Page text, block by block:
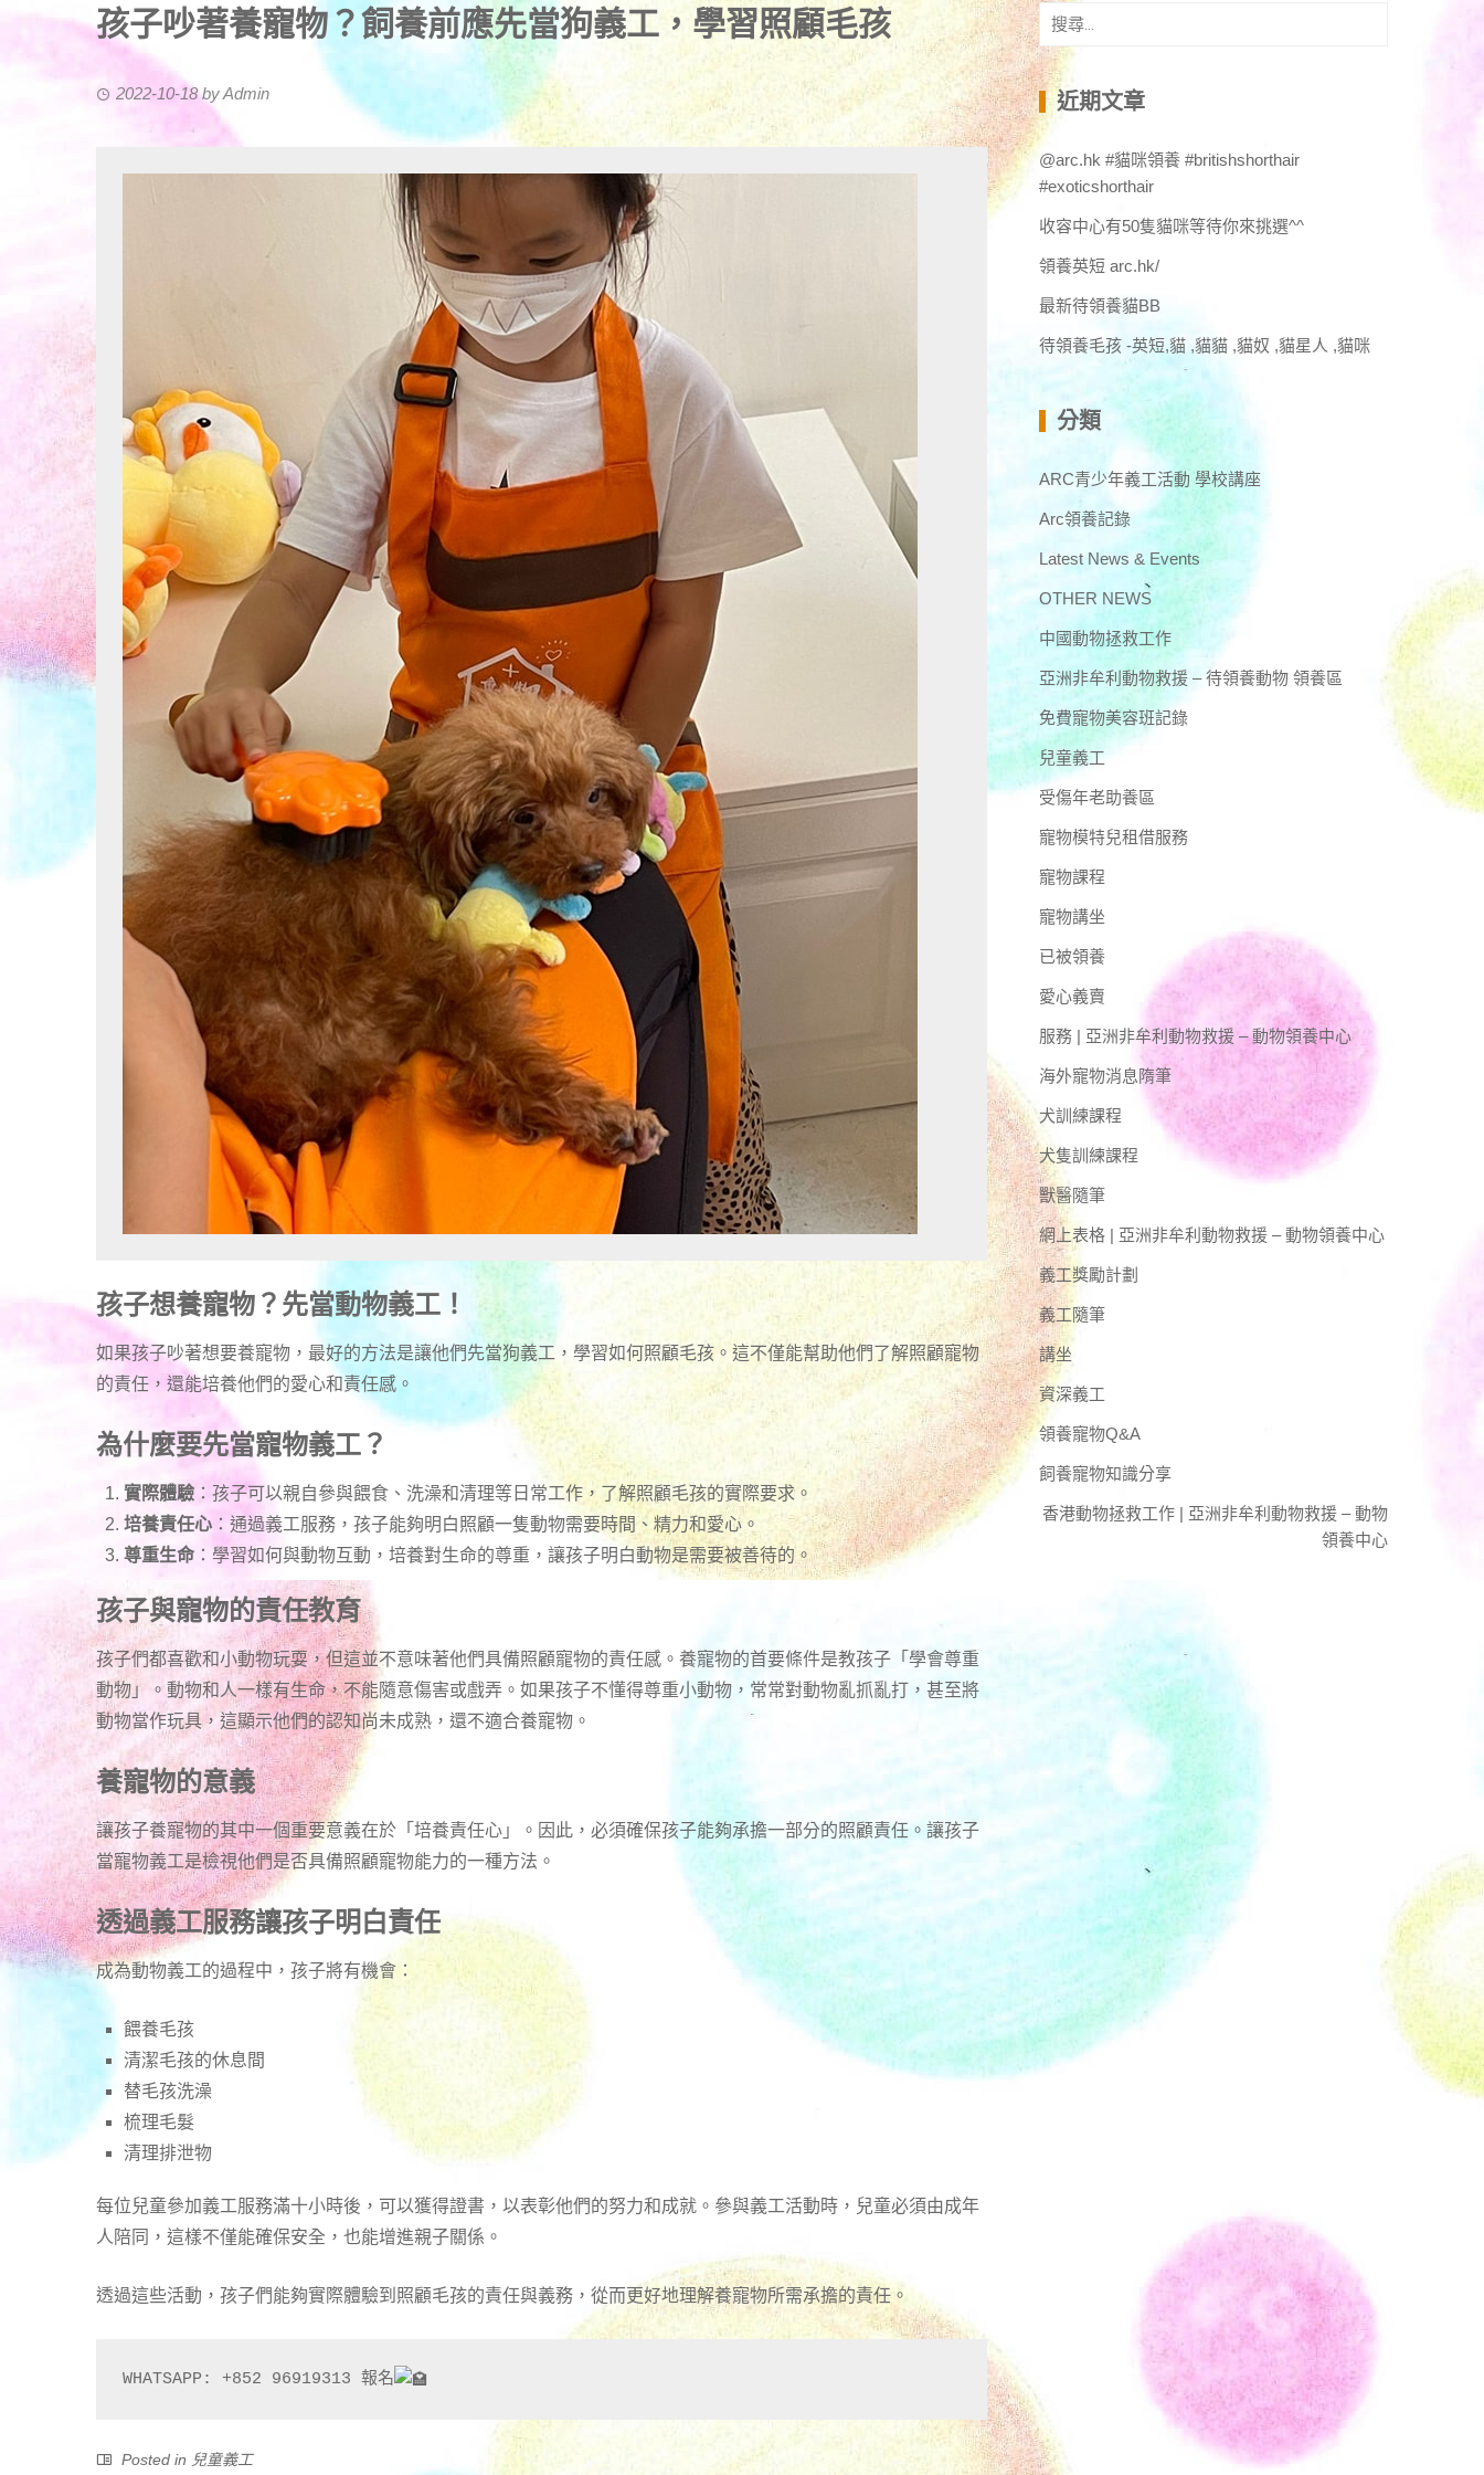
孩子吵著養寵物？飼養前應先當狗義工，學習照顧毛孩
2022-10-18byAdmin
孩子想養寵物？先當動物義工！
如果孩子吵著想要養寵物，最好的方法是讓他們先當狗義工，學習如何照顧毛孩。這不僅能幫助他們了解照顧寵物
的責任，還能培養他們的愛心和責任感。
為什麼要先當寵物義工？
實際體驗 ：孩子可以親自參與餵食、洗澡和清理等日常工作，了解照顧毛孩的實際要求。
培養責任心 ：通過義工服務，孩子能夠明白照顧一隻動物需要時間、精力和愛心。
尊重生命 ：學習如何與動物互動，培養對生命的尊重，讓孩子明白動物是需要被善待的。
孩子與寵物的責任教育
孩子們都喜歡和小動物玩耍，但這並不意味著他們具備照顧寵物的責任感。養寵物的首要條件是教孩子「學會尊重
動物」。動物和人一樣有生命，不能隨意傷害或戲弄。如果孩子不懂得尊重小動物，常常對動物亂抓亂打，甚至將
動物當作玩具，這顯示他們的認知尚未成熟，還不適合養寵物。
養寵物的意義
讓孩子養寵物的其中一個重要意義在於「培養責任心」。因此，必須確保孩子能夠承擔一部分的照顧責任。讓孩子
當寵物義工是檢視他們是否具備照顧寵物能力的一種方法。
透過義工服務讓孩子明白責任
成為動物義工的過程中，孩子將有機會：
餵養毛孩
清潔毛孩的休息間
替毛孩洗澡
梳理毛髮
清理排泄物
每位兒童參加義工服務滿十小時後，可以獲得證書，以表彰他們的努力和成就。參與義工活動時，兒童必須由成年
人陪同，這樣不僅能確保安全，也能增進親子關係。
透過這些活動，孩子們能夠實際體驗到照顧毛孩的責任與義務，從而更好地理解養寵物所需承擔的責任。
WHATSAPP: +852 96919313 報名
Posted in 兒童義工
搜
尋
關
鍵
字:
近期文章
@arc.hk #貓咪領養 #britishshorthair
#exoticshorthair
收容中心有50隻貓咪等待你來挑選^^
領養英短 arc.hk/
最新待領養貓BB
待領養毛孩 -英短,貓 ,貓貓 ,貓奴 ,貓星人 ,貓咪
分類
ARC青少年義工活動 學校講座
Arc領養記錄
Latest News & Events
OTHER NEWS
中國動物拯救工作
亞洲非牟利動物救援 – 待領養動物 領養區
免費寵物美容班記錄
兒童義工
受傷年老助養區
寵物模特兒租借服務
寵物課程
寵物講坐
已被領養
愛心義賣
服務 | 亞洲非牟利動物救援 – 動物領養中心
海外寵物消息隋筆
犬訓練課程
犬隻訓練課程
獸醫隨筆
網上表格 | 亞洲非牟利動物救援 – 動物領養中心
義工獎勵計劃
義工隨筆
講坐
資深義工
領養寵物Q&A
飼養寵物知識分享
香港動物拯救工作 | 亞洲非牟利動物救援 – 動物
領養中心